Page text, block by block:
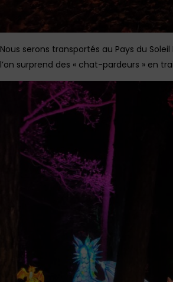
Nous serons transportés au Pays du
l’on surprend des « chat-pardeurs » en